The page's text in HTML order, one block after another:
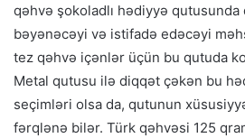
qəhvə şokoladlı hədiyyə
bəyənəcəyi və istifadə edəcəyi
tez qəhvə içənlər üçün bu qutuda
Metal qutusu ilə diqqət çəkən bu
seçimləri olsa da, qutunun
fərqlənə bilər. Türk qəhvəsi 125